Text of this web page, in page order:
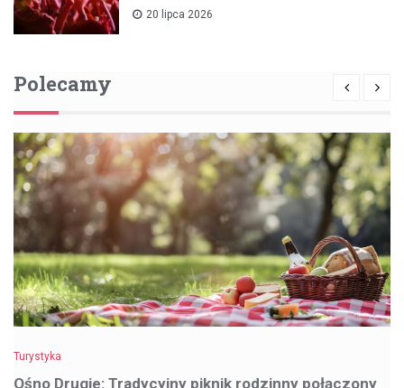
20 lipca 2026
Polecamy
Turystyka
Ośno Drugie: Tradycyjny piknik rodzinny połączony